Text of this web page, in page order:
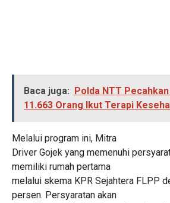
Baca juga: Polda NTT
11.663 Orang Ikut Terapi
Melalui program ini, Mitra
Driver Gojek yang memenuhi
memiliki rumah pertama
melalui skema KPR Sejahtera FLPP
persen. Persyaratan akan